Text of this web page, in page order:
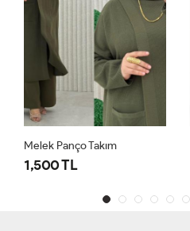
Melek Panço Takım
1,500 TL